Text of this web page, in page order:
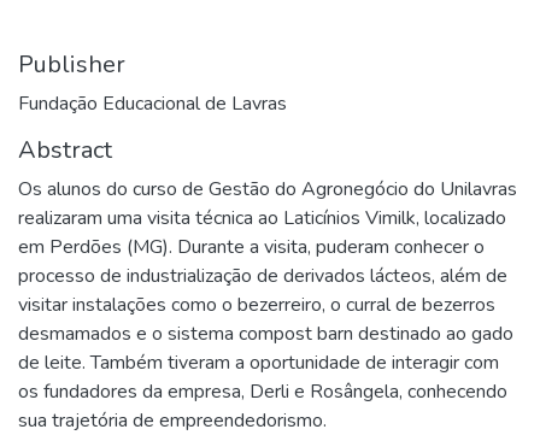
Publisher
Fundação Educacional de Lavras
Abstract
Os alunos do curso de Gestão do Agronegócio do Unilavras
realizaram uma visita técnica ao Laticínios Vimilk, localizado
em Perdões (MG). Durante a visita, puderam conhecer o
processo de industrialização de derivados lácteos, além de
visitar instalações como o bezerreiro, o curral de bezerros
desmamados e o sistema compost barn destinado ao gado
de leite. Também tiveram a oportunidade de interagir com
os fundadores da empresa, Derli e Rosângela, conhecendo
sua trajetória de empreendedorismo.